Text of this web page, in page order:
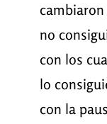
no
con los
lo
con la